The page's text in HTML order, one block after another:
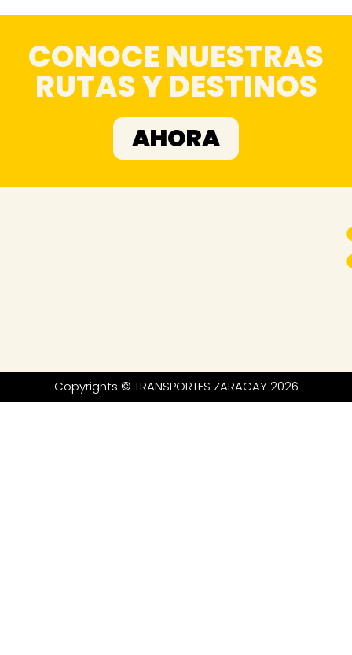
CONOCE NUESTRAS
RUTAS Y DESTINOS
AHORA
Copyrights © TRANSPORTES ZARACAY 2026